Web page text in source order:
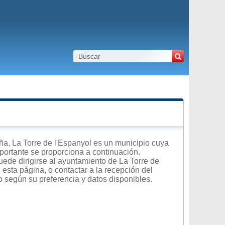
La Torre de l'Espanyol es un municipio cuya
se proporciona a continuación.
dirigirse al ayuntamiento de La Torre de
página, o contactar a la recepción del
su preferencia y datos disponibles.